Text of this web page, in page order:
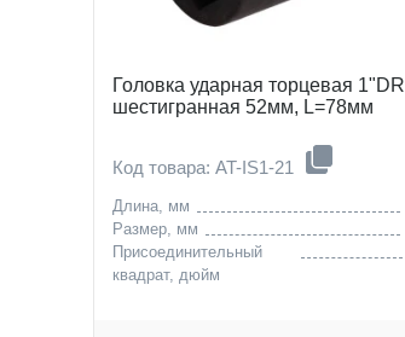
Головка ударная торцевая 1"DR
шестигранная 52мм, L=78мм
Код товара: AT-IS1-21
Длина, мм
Размер, мм
Присоединительный
квадрат, дюйм